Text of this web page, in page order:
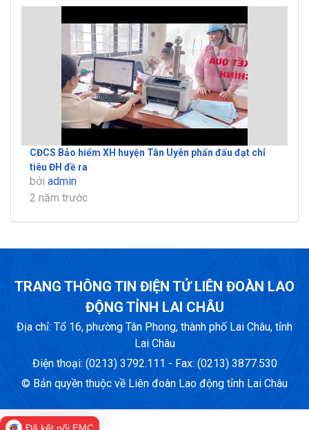
CĐCS Bảo hiểm XH huyện Tân Uyên phấn đấu đạt chỉ
tiêu ĐH đề ra
bởi admin
2 năm trước
TRANG THÔNG TIN ĐIỆN TỬ LIÊN ĐOÀN LAO
ĐỘNG TỈNH LAI CHÂU
Địa chỉ: Tổ 16, phường Tân Phong, thành phố Lai Châu, tỉnh
Lai Châu
Điện thoại: (0213) 3792.111 - Fax: (0213) 3877.530
© Bản quyền thuộc về Liên đoàn Lao động tỉnh Lai Châu